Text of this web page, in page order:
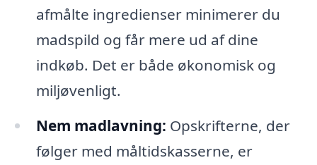
afmålte ingredienser minimerer du
madspild og får mere ud af dine
indkøb. Det er både økonomisk og
miljøvenligt.
Nem madlavning: Opskrifterne, der
følger med måltidskasserne, er